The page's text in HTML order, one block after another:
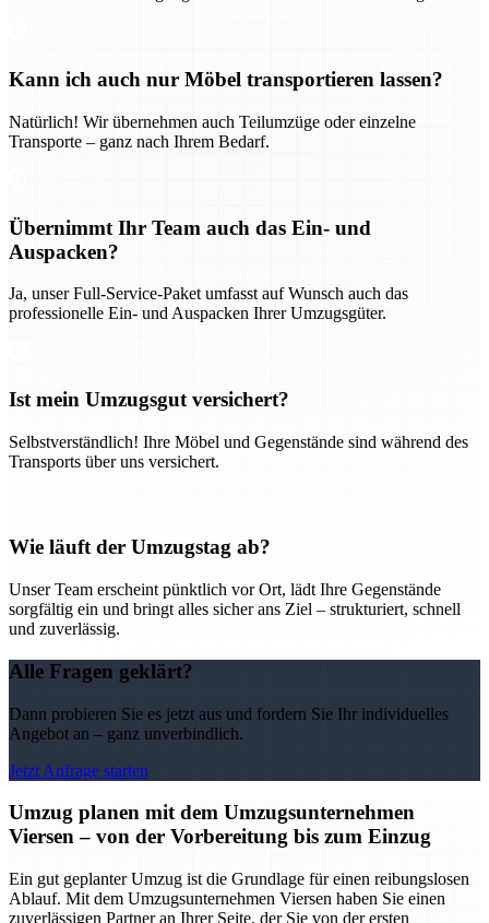
Kann ich auch nur Möbel transportieren lassen?
Natürlich! Wir übernehmen auch Teilumzüge oder einzelne
Transporte – ganz nach Ihrem Bedarf.
Übernimmt Ihr Team auch das Ein- und
Auspacken?
Ja, unser Full-Service-Paket umfasst auf Wunsch auch das
professionelle Ein- und Auspacken Ihrer Umzugsgüter.
Ist mein Umzugsgut versichert?
Selbstverständlich! Ihre Möbel und Gegenstände sind während des
Transports über uns versichert.
Wie läuft der Umzugstag ab?
Unser Team erscheint pünktlich vor Ort, lädt Ihre Gegenstände
sorgfältig ein und bringt alles sicher ans Ziel – strukturiert, schnell
und zuverlässig.
Alle Fragen geklärt?
Dann probieren Sie es jetzt aus und fordern Sie Ihr individuelles
Angebot an – ganz unverbindlich.
Jetzt Anfrage starten
Umzug planen mit dem Umzugsunternehmen
Viersen – von der Vorbereitung bis zum Einzug
Ein gut geplanter Umzug ist die Grundlage für einen reibungslosen
Ablauf. Mit dem Umzugsunternehmen Viersen haben Sie einen
zuverlässigen Partner an Ihrer Seite, der Sie von der ersten